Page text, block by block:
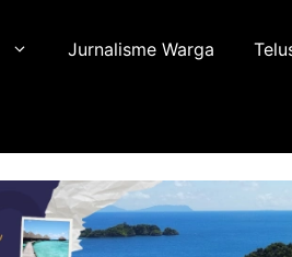
Jurnalisme Warga